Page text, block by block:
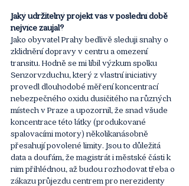
Jaký udržitelný projekt vás v poslední době
nejvíce zaujal?
Jako obyvatel Prahy bedlivě sleduji snahy o
zklidnění dopravy v centru a omezení
transitu. Hodně se mi líbil výzkum spolku
Senzorvzduchu, který z vlastní iniciativy
provedl dlouhodobé měření koncentrací
nebezpečného oxidu dusičitého na různých
místech v Praze a upozornil, že snad všude
koncentrace této látky (produkované
spalovacími motory) několikanásobně
přesahují povolené limity. Jsou to důležitá
data a doufám, že magistrát i městské části k
nim přihlédnou, až budou rozhodovat třeba o
zákazu průjezdu centrem pro nerezidenty